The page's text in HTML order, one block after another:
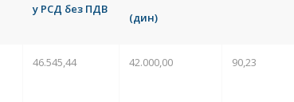
у РСД без ПДВ
(дин)
46.545,44 42.000,00 90,23